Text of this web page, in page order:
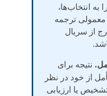
انتخاب‌ها،
ترجمه
از سریال
نتیجه برای
از خود در نظر
یا ارزیابی